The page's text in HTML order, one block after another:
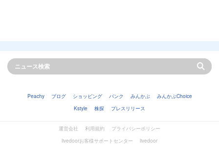
Peachy ブログ ショッピング バンク みんかぶ
みんかぶChoice
Kstyle
株探 プレスリリース
運営会社 利用規約
プライバシーポリシー
livedoorお客様サポートセンター
livedoor